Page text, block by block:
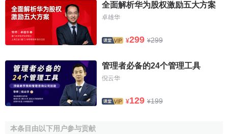
从这种意义上说,建立股权式战略联盟将会使公司暴露在
很高的合作风险之下。而且,当一个公司越难保护其有价值的
技术资源和 管理资源的时候,建立股权式战略联盟就会产生越
加了绩效风险：
首先,建立股权式战略联盟需要直接投资来获得一定量的
股权。因为投入的资金需要回报,所以股权式战略联盟具有更
高的绩效风险。
其次,因为公司在联盟中拥有股权,所以,如果联盟失败,投
全面解析华为股权激励五大方案
卓雄华
¥299 ¥299
管理者必备的24个管理工具
倪云华
¥129 ¥199
本条目由以下用户参与贡献